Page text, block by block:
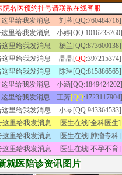
院名医预约挂号请联系在线客服
刘蓉[QQ:760484716]
小婷[QQ:1016233760]
杨兰[QQ:873600138]
晶晶[QQ:397215374]
陈琳[QQ:815886565]
小涵[QQ:1849424202]
王芳[QQ:1723117904]
小琴[QQ:943364533]
医生在线[全科医生]
医生在线[肿瘤专科]
医生在线[不孕不育]
就医陪诊资讯图片